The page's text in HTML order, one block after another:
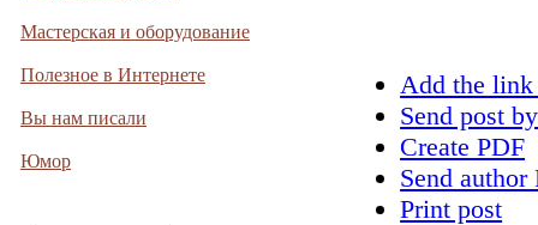
Мастерская и оборудование
Полезное в Интернете
Вы нам писали
Юмор
Add the
Send post
Create PDF
Send
Print post